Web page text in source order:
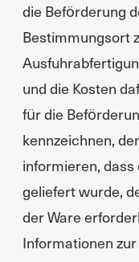
die Beförderung
Bestimmungsort
und die Kosten
für die
kennzeichnen,
informieren,
geliefert wurde,
der Ware
Informationen